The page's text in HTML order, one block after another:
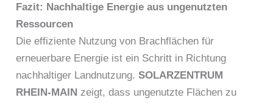
Fazit: Nachhaltige Energie aus ungenutzten
Ressourcen
Die effiziente Nutzung von Brachflächen für
erneuerbare Energie ist ein Schritt in Richtung
nachhaltiger Landnutzung.SOLARZENTRUM
RHEIN-MAIN zeigt, dass ungenutzte Flächen zu